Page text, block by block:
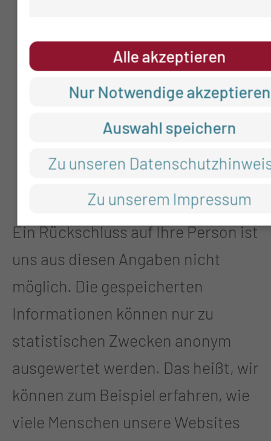
nachzuvollziehen und rechtlich
verfolgen zu können und
zu weiteren administrativen
Ein Rückschluss auf Ihre Person ist
uns aus diesen Angaben nicht
möglich. Die gespeicherten
Informationen können nur zu
statistischen Zwecken anonym
ausgewertet werden. Das heißt, wir
können zum Beispiel erfahren, wie
viele Menschen unsere Websites
Alle akzeptieren
Nur Notwendige akzeptieren
Auswahl speichern
Zu unseren
Zu unserem Impressum